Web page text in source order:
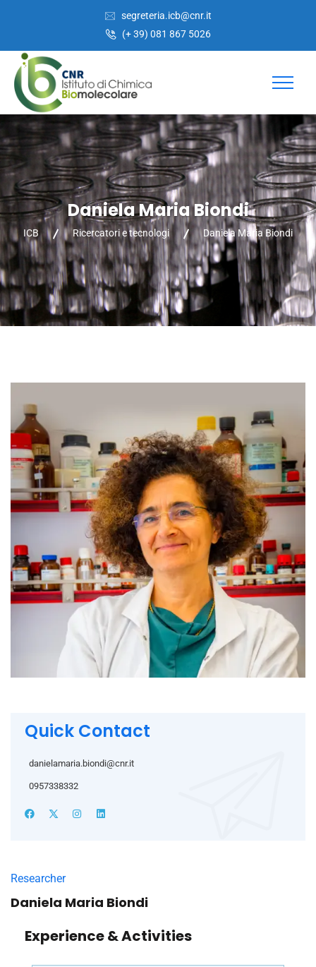
segreteria.icb@cnr.it
(+ 39) 081 867 5026
Daniela Maria Biondi
ICB Ricercatori e tecnologi Daniela Maria Biondi
Quick Contact
danielamaria.biondi@cnr.it
0957338332
Researcher
Daniela Maria Biondi
Experience & Activities